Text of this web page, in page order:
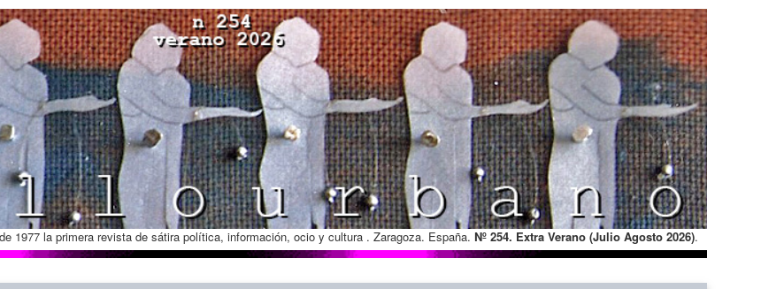
1977 la primera revista de sátira política, información, ocio y cultura . Zaragoza. España. Nº 254. Extra Verano (Julio Agosto 2026).